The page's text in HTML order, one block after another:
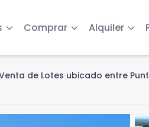
Comprar Alquiler
de Lotes ubicado entre